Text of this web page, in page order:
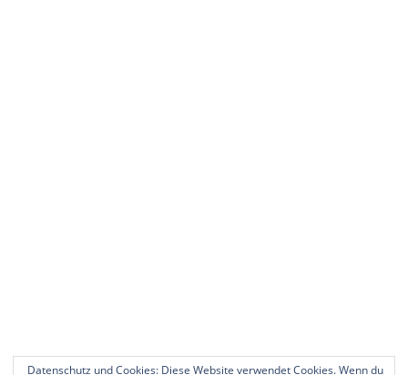
Datenschutz und Cookies: Diese Website verwendet Cookies. Wenn du